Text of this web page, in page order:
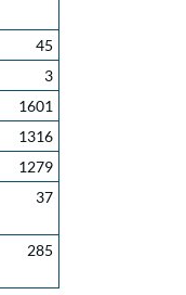
45
3
1601
1316
1279
37
285